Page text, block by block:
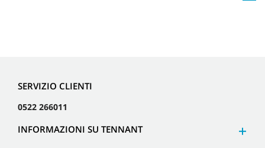
SERVIZIO CLIENTI
0522 266011
INFORMAZIONI SU TENNANT